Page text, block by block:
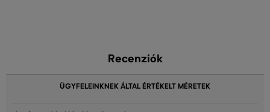
Recenziók
ÜGYFELEINKNEK ÁLTAL ÉRTÉKELT MÉRETEK